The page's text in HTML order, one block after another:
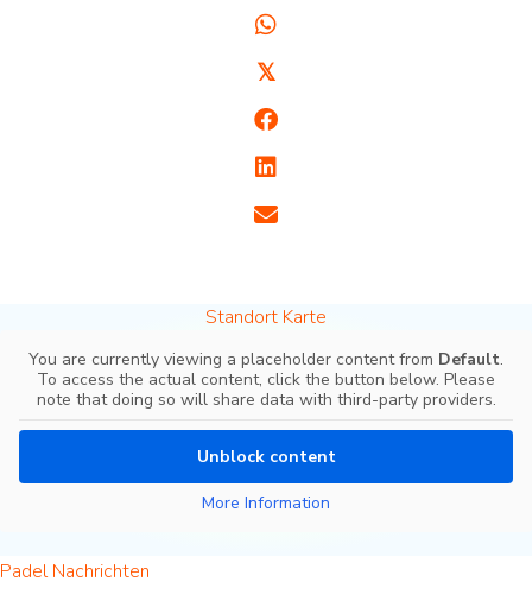
𝕏
Standort Karte
You are currently viewing a placeholder content from Default.
To access the actual content, click the button below. Please
note that doing so will share data with third-party providers.
Unblock content
More Information
Padel Nachrichten